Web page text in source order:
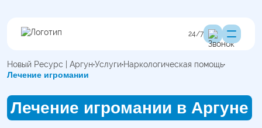
24/7
Новый Ресурс | Аргун Услуги Наркологическая помощь
Лечение игромании
Лечение игромании в Аргуне